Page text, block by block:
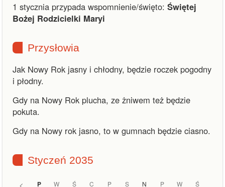
1 stycznia przypada wspomnienie/święto: Świętej
Bożej Rodzicielki Maryi
Przysłowia
Jak Nowy Rok jasny i chłodny, będzie roczek pogodny
i płodny.
Gdy na Nowy Rok plucha, ze żniwem też będzie
pokuta.
Gdy na Nowy rok jasno, to w gumnach będzie ciasno.
Styczeń 2035
< P W Ś C P S N P W Ś